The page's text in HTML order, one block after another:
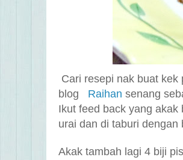
Cari resepi nak buat
blog
Raihan senang
Ikut feed back yang
urai dan di taburi dengan
Akak tambah lagi 4 biji